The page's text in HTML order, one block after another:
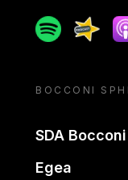
Spotify
BOCCONI
SDA
Egea